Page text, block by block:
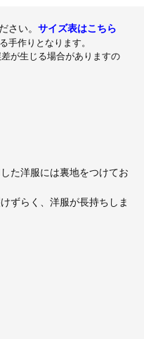
さい。 サイズ表はこちら
手作りとなります。
が生じる場合がありますの
た洋服には裏地をつけてお
ずらく、洋服が長持ちしま